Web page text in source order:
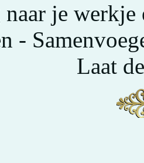
naar je
-
Laat